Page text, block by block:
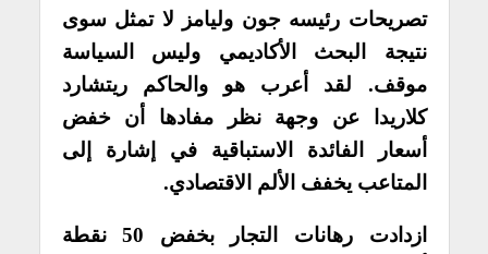
تصريحات رئيسه جون وليامز لا تمثل سوى
نتيجة البحث الأكاديمي وليس السياسة
موقف. لقد أعرب هو والحاكم ريتشارد
كلاريدا عن وجهة نظر مفادها أن خفض
أسعار الفائدة الاستباقية في إشارة إلى
المتاعب يخفف الألم الاقتصادي.
ازدادت رهانات التجار بخفض 50 نقطة